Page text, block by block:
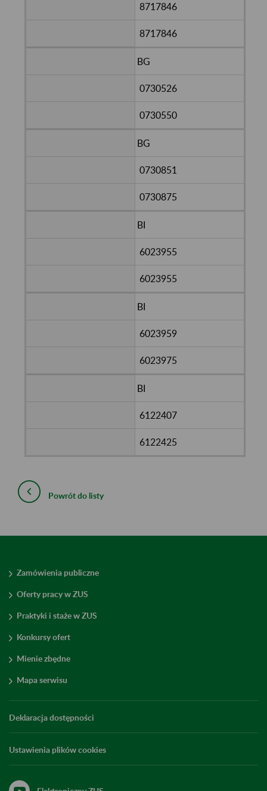
8717846
8717846
BG
0730526
0730550
BG
0730851
0730875
BI
6023955
6023955
BI
6023959
6023975
BI
6122407
6122425
Powrót do listy
Zamówienia publiczne
Oferty pracy w ZUS
Praktyki i staże w ZUS
Konkursy ofert
Mienie zbędne
Mapa serwisu
Deklaracja dostępności
Ustawienia plików cookies